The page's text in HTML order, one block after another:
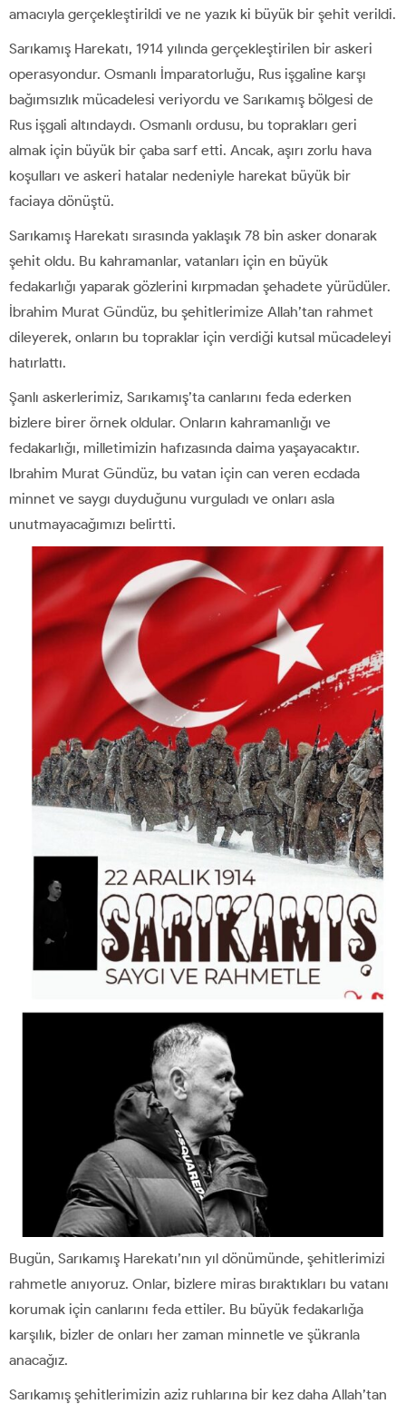
amacıyla gerçekleştirildi ve ne yazık ki büyük bir şehit verildi.
Sarıkamış Harekatı, 1914 yılında gerçekleştirilen bir askeri
operasyondur. Osmanlı İmparatorluğu, Rus işgaline karşı
bağımsızlık mücadelesi veriyordu ve Sarıkamış bölgesi de
Rus işgali altındaydı. Osmanlı ordusu, bu toprakları geri
almak için büyük bir çaba sarf etti. Ancak, aşırı zorlu hava
koşulları ve askeri hatalar nedeniyle harekat büyük bir
faciaya dönüştü.
Sarıkamış Harekatı sırasında yaklaşık 78 bin asker donarak
şehit oldu. Bu kahramanlar, vatanları için en büyük
fedakarlığı yaparak gözlerini kırpmadan şehadete yürüdüler.
İbrahim Murat Gündüz, bu şehitlerimize Allah’tan rahmet
dileyerek, onların bu topraklar için verdiği kutsal mücadeleyi
hatırlattı.
Şanlı askerlerimiz, Sarıkamış’ta canlarını feda ederken
bizlere birer örnek oldular. Onların kahramanlığı ve
fedakarlığı, milletimizin hafızasında daima yaşayacaktır.
Ibrahim Murat Gündüz, bu vatan için can veren ecdada
minnet ve saygı duyduğunu vurguladı ve onları asla
unutmayacağımızı belirtti.
Bugün, Sarıkamış Harekatı’nın yıl dönümünde, şehitlerimizi
rahmetle anıyoruz. Onlar, bizlere miras bıraktıkları bu vatanı
korumak için canlarını feda ettiler. Bu büyük fedakarlığa
karşılık, bizler de onları her zaman minnetle ve şükranla
anacağız.
Sarıkamış şehitlerimizin aziz ruhlarına bir kez daha Allah’tan